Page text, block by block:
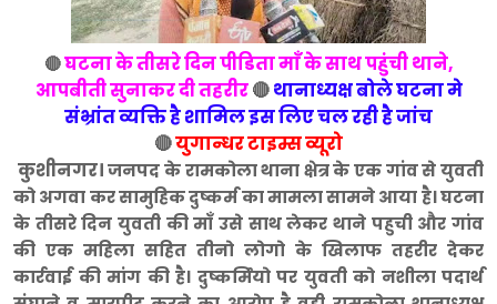
🔴घटना के तीसरे दिन पीडिता माँ के साथ पहुंची थाने,
आपबीती सुनाकर दी तहरीर🔴थानाध्यक्ष बोले घटना मे
संभ्रांत व्यक्ति है शामिल इस लिए चल रही है जांच
🔴युगान्धर टाइम्स व्यूरो
कुशीनगर।जनपद के रामकोला थाना क्षेत्र के एक गांव से युवती
को अगवा कर सामुहिक दुष्कर्म का मामला सामने आया है। घटना
के तीसरे दिन युवती की माँ उसे साथ लेकर थाने पहुची और गांव
की एक महिला सहित तीनो लोगो के खिलाफ तहरीर देकर
कार्रवाई की मांग की है। दुष्कर्मियो पर युवती को नशीला पदार्थ